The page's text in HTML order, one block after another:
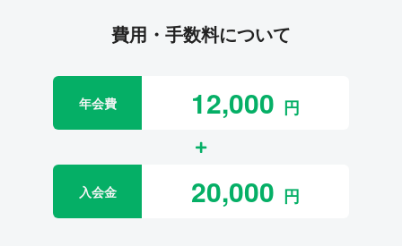
費用・手数料について
年会費 12,000
入会金 20,000